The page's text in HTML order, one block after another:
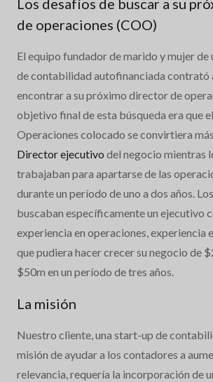
Los desafíos de buscar a su
de operaciones (COO)
El equipo fundador de marido y mujer de
de contabilidad autofinanciada contrató
encontrar a su próximo director de
objetivo final de esta búsqueda era que
Operaciones colocado se convirtiera
Director ejecutivo del negocio mientras
trabajaban para apartarse de las
durante un período de uno a dos años.
buscaban específicamente un ejecutivo
experiencia en operaciones, experiencia
que pudiera hacer crecer su negocio de
$50m en un período de tres años.
La misión
Nuestro cliente, una start-up de
misión de ayudar a los contadores a
relevancia, requería la incorporación de